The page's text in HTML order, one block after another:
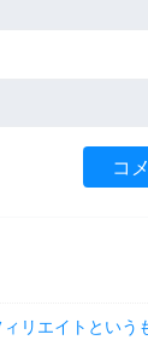
リエイトという